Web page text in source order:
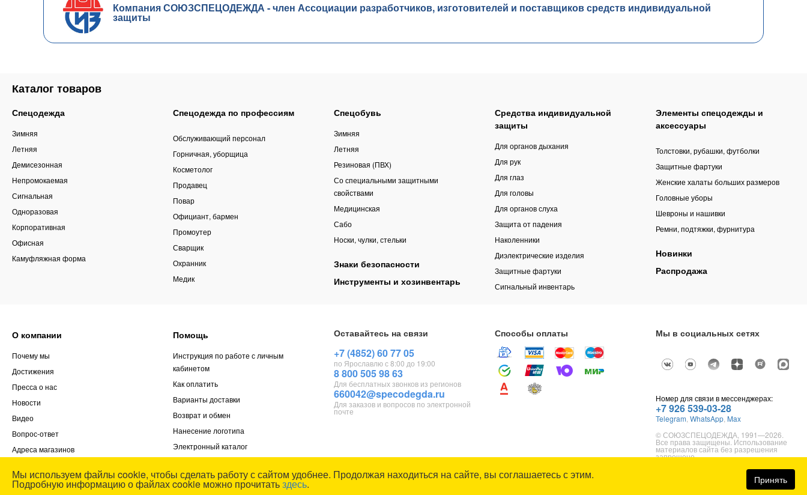
Компания СОЮЗСПЕЦОДЕЖДА - член Ассоциации разработчиков, изготовителей и поставщиков средств индивидуальной
защиты
Каталог товаров
Спецодежда
Зимняя
Летняя
Демисезонная
Непромокаемая
Сигнальная
Одноразовая
Корпоративная
Офисная
Камуфляжная форма
Спецодежда по профессиям
Обслуживающий персонал
Горничная, уборщица
Косметолог
Продавец
Повар
Официант, бармен
Промоутер
Сварщик
Охранник
Медик
Спецобувь
Зимняя
Летняя
Резиновая (ПВХ)
Со специальными защитными
свойствами
Медицинская
Сабо
Носки, чулки, стельки
Знаки безопасности
Инструменты и хозинвентарь
Средства индивидуальной
защиты
Для органов дыхания
Для рук
Для глаз
Для головы
Для органов слуха
Защита от падения
Наколенники
Диэлектрические изделия
Защитные фартуки
Сигнальный инвентарь
Элементы спецодежды и
аксессуары
Толстовки, рубашки, футболки
Защитные фартуки
Женские халаты больших размеров
Головные уборы
Шевроны и нашивки
Ремни, подтяжки, фурнитура
Новинки
Распродажа
О компании
Почему мы
Достижения
Пресса о нас
Новости
Видео
Вопрос-ответ
Адреса магазинов
Контакты
Помощь
Инструкция по работе с личным
кабинетом
Как оплатить
Варианты доставки
Возврат и обмен
Нанесение логотипа
Электронный каталог
Блог
Оставайтесь на связи
+7 (4852) 60 77 05
по Ярославлю с 8:00 до 19:00
8 800 505 98 63
Для бесплатных звонков из регионов
660042@specodegda.ru
Для заказов и вопросов по электронной
почте
Способы оплаты Мы в социальных сетях
Номер для связи в мессенджерах:
+7 926 539-03-28
Telegram WhatsApp, Max
© СОЮЗСПЕЦОДЕЖДА, 1991—2026.
Все права защищены. Использование
материалов сайта без разрешения
запрещено.
Мы используем файлы cookie, чтобы сделать работу с сайтом удобнее. Продолжая находиться на сайте, вы соглашаетесь с этим.
Подробную информацию о файлах cookie можно прочитатьздесь. Принять